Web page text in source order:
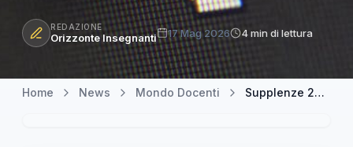
REDAZIONE
Orizzonte Insegnanti 17 Mag 2026 4 min di lettura
Home News Mondo Docenti Supplenze 2026/27: differenza tra aggiornamento GPS e scelta 150 preferenze e quando si è depennati — approfondimento e guida